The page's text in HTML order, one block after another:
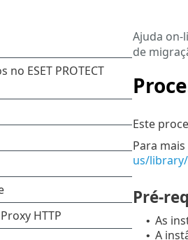
Ajuda on-
de
Este
Para
us/
Pré-
• As
• A